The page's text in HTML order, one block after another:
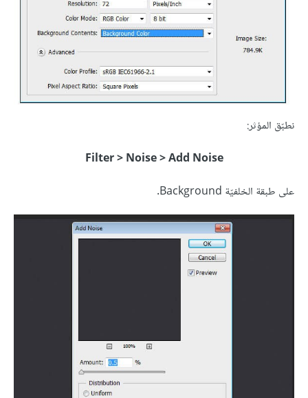
نطبّق المؤثر:
Filter > Noise > Add Noise
على طبقة الخلفيّة Background.